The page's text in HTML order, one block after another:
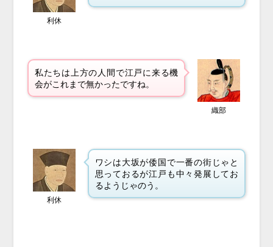
利休
私たちは上方の人間で江戸に来る機
会がこれまで無かったですね。
織部
利休
ワシは大坂が倭国で一番の街じゃと
思っておるが江戸も中々発展してお
るようじゃのう。